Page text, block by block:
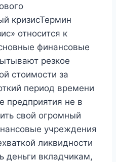
кризисТермин
относится к
финансовые
резкое
стоимости за
период времени
предприятия не в
свой огромный
учреждения
ликвидности
деньги вкладчикам,